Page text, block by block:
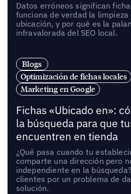
Datos erróneos significan
funciona de verdad la limpieza
ubicación, y por qué es la
infravalorada del SEO local.
Blogs
Optimización de fichas locales
Marketing en Google
Fichas «Ubicado en»:
la búsqueda para que
encuentren en tienda
¿Qué pasa cuando tu
comparte una dirección pero
independiente en la
clientes por un problema de
solución.